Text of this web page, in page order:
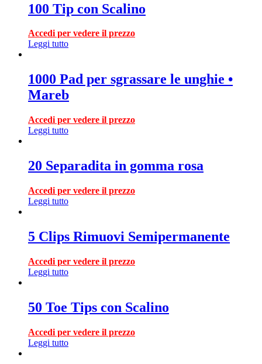
100 Tip con Scalino
Accedi per vedere il prezzo
Leggi tutto
1000 Pad per sgrassare le unghie •
Mareb
Accedi per vedere il prezzo
Leggi tutto
20 Separadita in gomma rosa
Accedi per vedere il prezzo
Leggi tutto
5 Clips Rimuovi Semipermanente
Accedi per vedere il prezzo
Leggi tutto
50 Toe Tips con Scalino
Accedi per vedere il prezzo
Leggi tutto